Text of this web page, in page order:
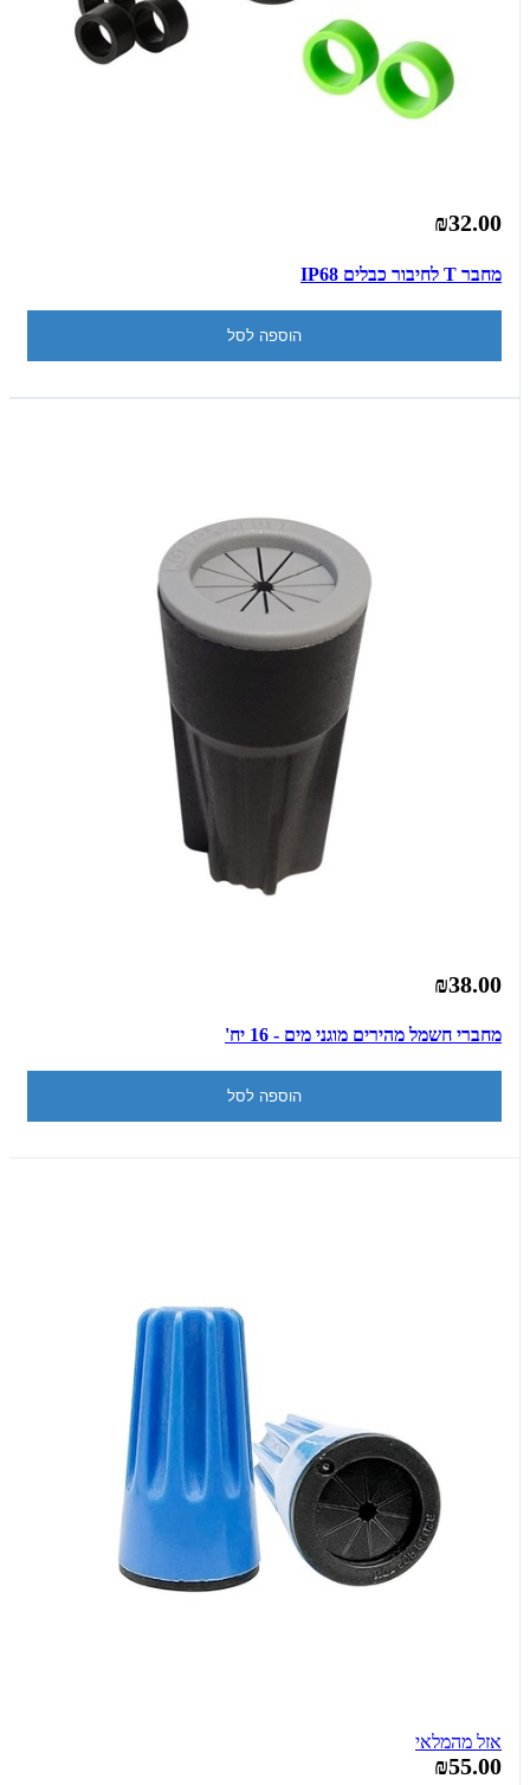
₪32.00
מחבר T לחיבור כבלים IP68
הוספה לסל
₪38.00
מחברי חשמל מהירים מוגני מים - 16 יח'
הוספה לסל
אזל מהמלאי
₪55.00